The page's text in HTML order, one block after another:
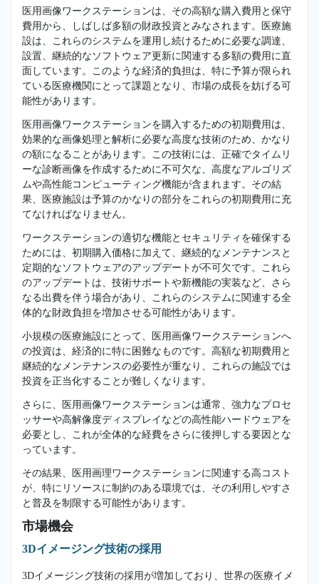
医用画像ワークステーションは、その高額な購入費用と保守
費用から、しばしば多額の財政投資とみなされます。医療施
設は、これらのシステムを運用し続けるために必要な調達、
設置、継続的なソフトウェア更新に関連する多額の費用に直
面しています。このような経済的負担は、特に予算が限られ
ている医療機関にとって課題となり、市場の成長を妨げる可
能性があります。
医用画像ワークステーションを購入するための初期費用は、
効果的な画像処理と解析に必要な高度な技術のため、かなり
の額になることがあります。この技術には、正確でタイムリ
ーな診断画像を作成するために不可欠な、高度なアルゴリズ
ムや高性能コンピューティング機能が含まれます。その結
果、医療施設は予算のかなりの部分をこれらの初期費用に充
てなければなりません。
ワークステーションの適切な機能とセキュリティを確保する
ためには、初期購入価格に加えて、継続的なメンテナンスと
定期的なソフトウェアのアップデートが不可欠です。これら
のアップデートは、技術サポートや新機能の実装など、さら
なる出費を伴う場合があり、これらのシステムに関連する全
体的な財政負担を増加させる可能性があります。
小規模の医療施設にとって、医用画像ワークステーションへ
の投資は、経済的に特に困難なものです。高額な初期費用と
継続的なメンテナンスの必要性が重なり、これらの施設では
投資を正当化することが難しくなります。
さらに、医用画像ワークステーションは通常、強力なプロセ
ッサーや高解像度ディスプレイなどの高性能ハードウェアを
必要とし、これが全体的な経費をさらに後押しする要因とな
っています。
その結果、医用画理ワークステーションに関連する高コスト
が、特にリソースに制約のある環境では、その利用しやすさ
と普及を制限する可能性があります。
市場機会
3Dイメージング技術の採用
3Dイメージング技術の採用が増加しており、世界の医療イメ